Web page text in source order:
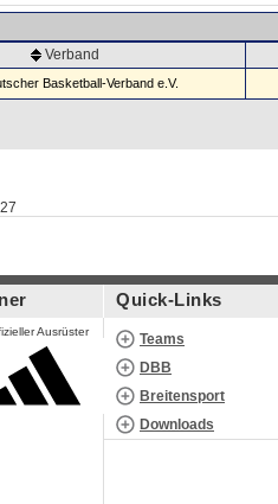
Verband
Basketball-Verband e.V.
Ausrüster
Quick-Links
Teams
DBB
Breitensport
Downloads